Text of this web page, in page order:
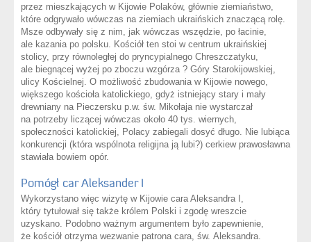
przez mieszkających w Kijowie Polaków, głównie ziemiaństwo,
które odgrywało wówczas na ziemiach ukraińskich znaczącą rolę.
Msze odbywały się z nim, jak wówczas wszędzie, po łacinie,
ale kazania po polsku. Kościół ten stoi w centrum ukraińskiej
stolicy, przy równoległej do pryncypialnego Chreszczatyku,
ale biegnącej wyżej po zboczu wzgórza ? Góry Starokijowskiej,
ulicy Kościelnej. O możliwość zbudowania w Kijowie nowego,
większego kościoła katolickiego, gdyż istniejący stary i mały
drewniany na Pieczersku p.w. św. Mikołaja nie wystarczał
na potrzeby liczącej wówczas około 40 tys. wiernych,
społeczności katolickiej, Polacy zabiegali dosyć długo. Nie lubiąca
konkurencji (która wspólnota religijna ją lubi?) cerkiew prawosławna
stawiała bowiem opór.
Pomógł car Aleksander I
Wykorzystano więc wizytę w Kijowie cara Aleksandra I,
który tytułował się także królem Polski i zgodę wreszcie
uzyskano. Podobno ważnym argumentem było zapewnienie,
że kościół otrzyma wezwanie patrona cara, św. Aleksandra.